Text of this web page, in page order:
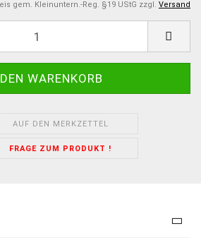
gem. Kleinuntern.-Reg. §19 UStG zzgl. Versand
AUF DEN MERKZETTEL
FRAGE ZUM PRODUKT !